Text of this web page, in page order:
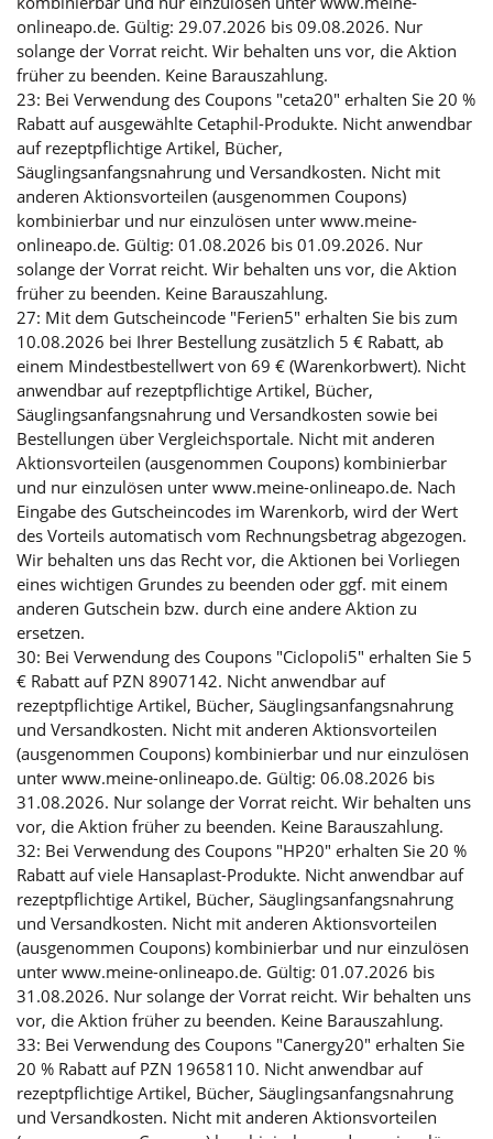
onlineapo.de. Gültig: 29.07.2026 bis 09.08.2026. Nur
solange der Vorrat reicht. Wir behalten uns vor, die Aktion
früher zu beenden. Keine Barauszahlung.
23: Bei Verwendung des Coupons "ceta20" erhalten Sie 20 %
Rabatt auf ausgewählte Cetaphil-Produkte. Nicht anwendbar
auf rezeptpflichtige Artikel, Bücher,
Säuglingsanfangsnahrung und Versandkosten. Nicht mit
anderen Aktionsvorteilen (ausgenommen Coupons)
kombinierbar und nur einzulösen unter www.meine-
onlineapo.de. Gültig: 01.08.2026 bis 01.09.2026. Nur
solange der Vorrat reicht. Wir behalten uns vor, die Aktion
früher zu beenden. Keine Barauszahlung.
27: Mit dem Gutscheincode "Ferien5" erhalten Sie bis zum
10.08.2026 bei Ihrer Bestellung zusätzlich 5 € Rabatt, ab
einem Mindestbestellwert von 69 € (Warenkorbwert). Nicht
anwendbar auf rezeptpflichtige Artikel, Bücher,
Säuglingsanfangsnahrung und Versandkosten sowie bei
Bestellungen über Vergleichsportale. Nicht mit anderen
Aktionsvorteilen (ausgenommen Coupons) kombinierbar
und nur einzulösen unter www.meine-onlineapo.de. Nach
Eingabe des Gutscheincodes im Warenkorb, wird der Wert
des Vorteils automatisch vom Rechnungsbetrag abgezogen.
Wir behalten uns das Recht vor, die Aktionen bei Vorliegen
eines wichtigen Grundes zu beenden oder ggf. mit einem
anderen Gutschein bzw. durch eine andere Aktion zu
ersetzen.
30: Bei Verwendung des Coupons "Ciclopoli5" erhalten Sie 5
€ Rabatt auf PZN 8907142. Nicht anwendbar auf
rezeptpflichtige Artikel, Bücher, Säuglingsanfangsnahrung
und Versandkosten. Nicht mit anderen Aktionsvorteilen
(ausgenommen Coupons) kombinierbar und nur einzulösen
unter www.meine-onlineapo.de. Gültig: 06.08.2026 bis
31.08.2026. Nur solange der Vorrat reicht. Wir behalten uns
vor, die Aktion früher zu beenden. Keine Barauszahlung.
32: Bei Verwendung des Coupons "HP20" erhalten Sie 20 %
Rabatt auf viele Hansaplast-Produkte. Nicht anwendbar auf
rezeptpflichtige Artikel, Bücher, Säuglingsanfangsnahrung
und Versandkosten. Nicht mit anderen Aktionsvorteilen
(ausgenommen Coupons) kombinierbar und nur einzulösen
unter www.meine-onlineapo.de. Gültig: 01.07.2026 bis
31.08.2026. Nur solange der Vorrat reicht. Wir behalten uns
vor, die Aktion früher zu beenden. Keine Barauszahlung.
33: Bei Verwendung des Coupons "Canergy20" erhalten Sie
20 % Rabatt auf PZN 19658110. Nicht anwendbar auf
rezeptpflichtige Artikel, Bücher, Säuglingsanfangsnahrung
und Versandkosten. Nicht mit anderen Aktionsvorteilen